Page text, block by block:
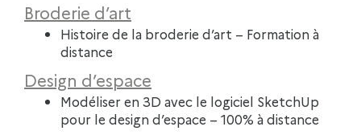
Broderie d’art
Histoire de la broderie d’art – Formation à
distance
Design d’espace
Modéliser en 3D avec le logiciel SketchUp
pour le design d’espace – 100% à distance